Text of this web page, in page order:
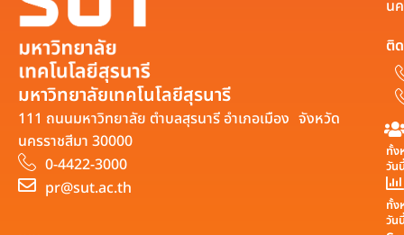
มหาวิทยาลัยเทคโนโลยีสุรนารี
111 ถนนมหาวิทยาลัย ตำบลสุรนารี อำเภอเมือง จังหวัด
นครราชสีมา 30000
0-4422-3000
pr@sut.ac.th
น
ติ
ทั้ง
วัน
ทั้ง
วัน